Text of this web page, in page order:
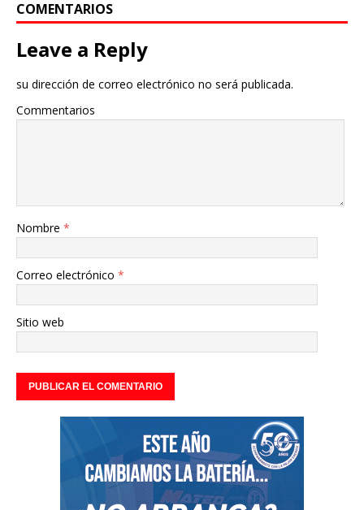
COMENTARIOS
Leave a Reply
su dirección de correo electrónico no será publicada.
Commentarios
Nombre *
Correo electrónico *
Sitio web